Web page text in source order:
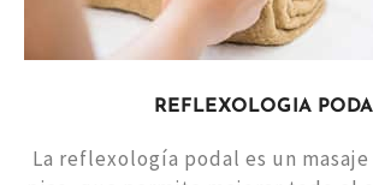
REFLEXOLOGIA
La reflexología podal es un